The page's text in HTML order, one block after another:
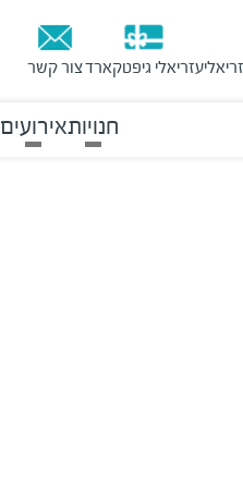
עזריאלי גיפטקארדצור קשר
חנויותאירועים